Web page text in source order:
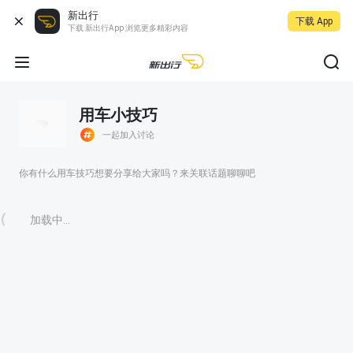
新出行
下载 新出行App 浏览更多精彩内容
下载 App
用车小技巧
一起加入讨论
你有什么用车技巧想要分享给大家吗？来关联话题聊聊吧
加载中...